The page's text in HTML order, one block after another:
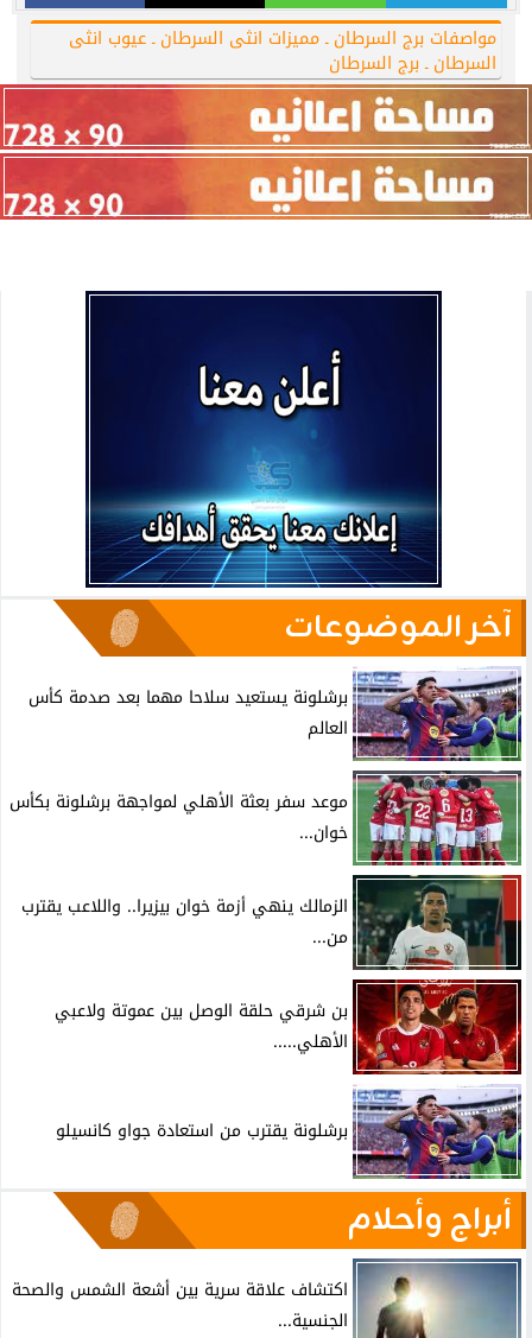
مواصفات برج السرطان ـ مميزات انثى السرطان ـ عيوب انثى
السرطان ـ برج السرطان
آخر الموضوعات
برشلونة يستعيد سلاحا مهما بعد صدمة كأس
العالم
موعد سفر بعثة الأهلي لمواجهة برشلونة بكأس
خوان...
الزمالك ينهي أزمة خوان بيزيرا.. واللاعب يقترب
من...
بن شرقي حلقة الوصل بين عموتة ولاعبي
الأهلي.....
برشلونة يقترب من استعادة جواو كانسيلو
أبراج وأحلام
اكتشاف علاقة سرية بين أشعة الشمس والصحة
الجنسية...